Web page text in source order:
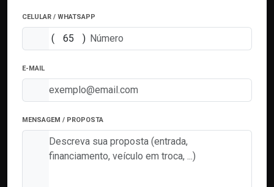
CELULAR / WHATSAPP
( )
E-MAIL
MENSAGEM / PROPOSTA